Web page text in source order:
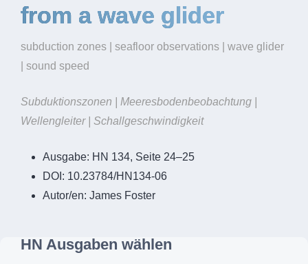
HN Ausgaben wählen
from a wave glider
subduction zones | seafloor observations | wave glider
| sound speed
Subduktionszonen | Meeresbodenbeobachtung |
Wellengleiter | Schallgeschwindigkeit
Ausgabe: HN 134, Seite 24–25
DOI: 10.23784/HN134-06
Autor/en: James Foster